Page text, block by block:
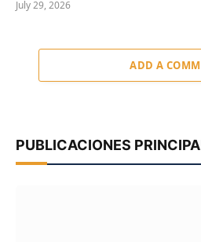
July 29, 2026
ADD A
PUBLICACIONES